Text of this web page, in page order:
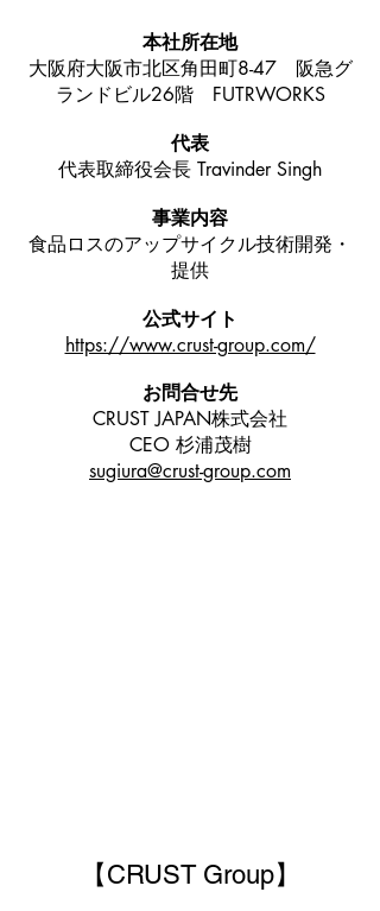
本社所在地
大阪府大阪市北区角田町8-47 阪急グ
ランドビル26階 FUTRWORKS
代表
代表取締役会長 Travinder Singh
事業内容
食品ロスのアップサイクル技術開発・
提供
公式サイト
https://www.crust-group.com/
お問合せ先
CRUST JAPAN株式会社
CEO 杉浦茂樹
sugiura@crust-group.com
【CRUST Group】